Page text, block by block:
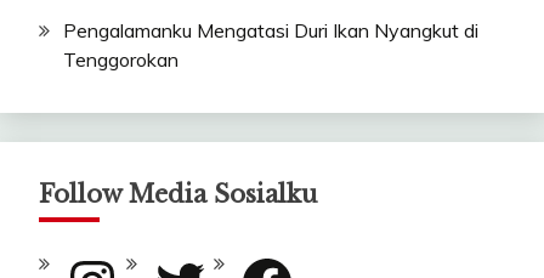
Pengalamanku Mengatasi Duri Ikan Nyangkut di
Tenggorokan
Follow Media Sosialku
Instagram Twitter Facebook